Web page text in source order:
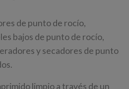
de punto de rocío,
bajos de punto de rocío,
y secadores de punto
limpio a través de un